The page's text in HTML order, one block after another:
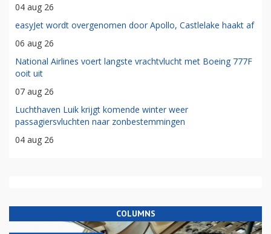
04 aug 26
easyJet wordt overgenomen door Apollo, Castlelake haakt af
06 aug 26
National Airlines voert langste vrachtvlucht met Boeing 777F
ooit uit
07 aug 26
Luchthaven Luik krijgt komende winter weer
passagiersvluchten naar zonbestemmingen
04 aug 26
COLUMNS